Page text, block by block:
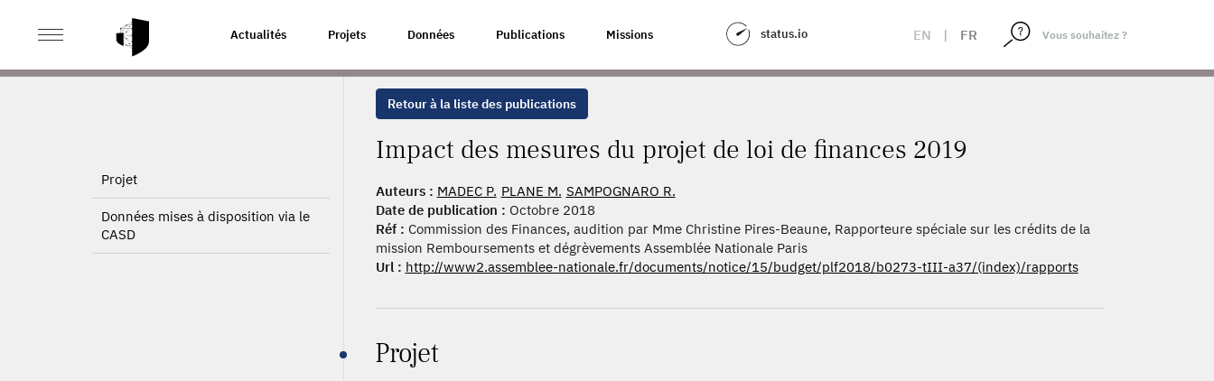
Actualités Projets Données Publications Missions status.io EN | FR
ACCUEIL PUBLICATIONS > IMPACT DES MESURES DU PROJET DE LOI DE FINANCES 2019
Projet
Données mises à disposition via le
CASD
Retour à la liste des publications
Impact des mesures du projet de loi de finances 2019
Auteurs : MADEC P. PLANE M. SAMPOGNARO R.
Date de publication : Octobre 2018
Réf : Commission des Finances, audition par Mme Christine Pires-Beaune, Rapporteure spéciale sur les crédits de la
mission Remboursements et dégrèvements Assemblée Nationale Paris
Url : http://www2.assemblee-nationale.fr/documents/notice/15/budget/plf2018/b0273-tIII-a37/(index)/rapports
Projet